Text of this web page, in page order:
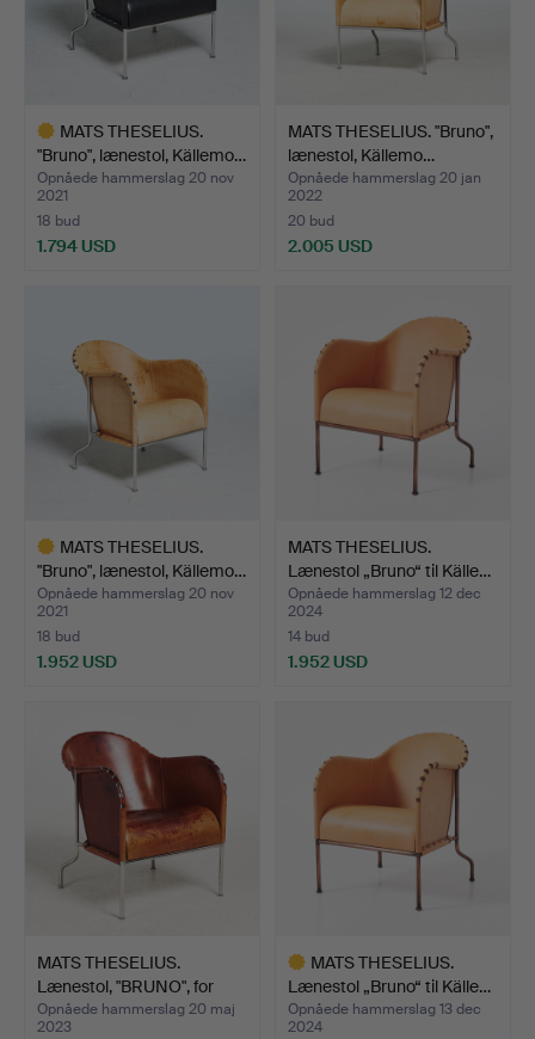
MATS THESELIUS.
"Bruno", lænestol, Källemo…
Opnåede hammerslag 20 nov
2021
18 bud
1.794 USD
MATS THESELIUS. "Bruno",
lænestol, Källemo…
Opnåede hammerslag 20 jan
2022
20 bud
2.005 USD
MATS THESELIUS.
"Bruno", lænestol, Källemo…
Opnåede hammerslag 20 nov
2021
18 bud
1.952 USD
MATS THESELIUS.
Lænestol „Bruno“ til Källe…
Opnåede hammerslag 12 dec
2024
14 bud
1.952 USD
MATS THESELIUS.
Lænestol, "BRUNO", for
Käl…
Opnåede hammerslag 20 maj
2023
MATS THESELIUS.
Lænestol „Bruno“ til Källe…
Opnåede hammerslag 13 dec
2024